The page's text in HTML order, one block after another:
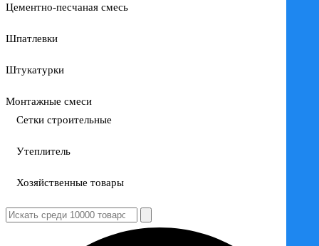
Цементно-песчаная смесь
Шпатлевки
Штукатурки
Монтажные смеси
Сетки строительные
Утеплитель
Хозяйственные товары